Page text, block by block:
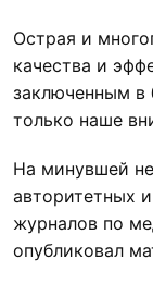
Острая и
качества и
заключенным в
только наше
На минувшей
авторитетных
журналов по
опубликовал